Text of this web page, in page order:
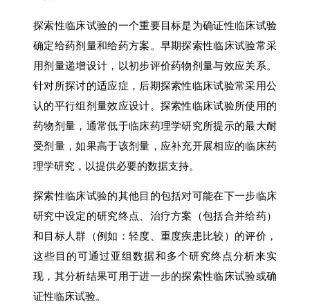
探索性临床试验的一个重要目标是为确证性临床试验
确定给药剂量和给药方案。早期探索性临床试验常采
用剂量递增设计，以初步评价药物剂量与效应关系。
针对所探讨的适应症，后期探索性临床试验常采用公
认的平行组剂量效应设计。探索性临床试验所使用的
药物剂量，通常低于临床药理学研究所提示的最大耐
受剂量，如果高于该剂量，应补充开展相应的临床药
理学研究，以提供必要的数据支持。
探索性临床试验的其他目的包括对可能在下一步临床
研究中设定的研究终点、治疗方案（包括合并给药）
和目标人群（例如：轻度、重度疾患比较）的评价，
这些目的可通过亚组数据和多个研究终点分析来实
现，其分析结果可用于进一步的探索性临床试验或确
证性临床试验。